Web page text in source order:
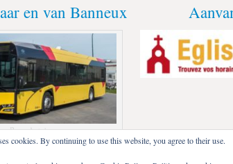
en van Banneux
Bus - Autobus
cookies. By continuing to use this website, you agree to their use.